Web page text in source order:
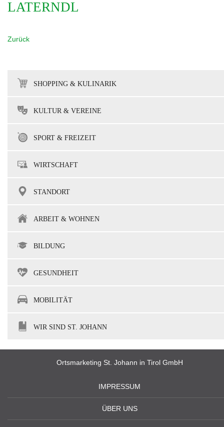
LATERNDL
Zurück
SHOPPING & KULINARIK
KULTUR & VEREINE
SPORT & FREIZEIT
WIRTSCHAFT
STANDORT
ARBEIT & WOHNEN
BILDUNG
GESUNDHEIT
MOBILITÄT
WIR SIND ST. JOHANN
Ortsmarketing St. Johann in Tirol GmbH
IMPRESSUM
ÜBER UNS